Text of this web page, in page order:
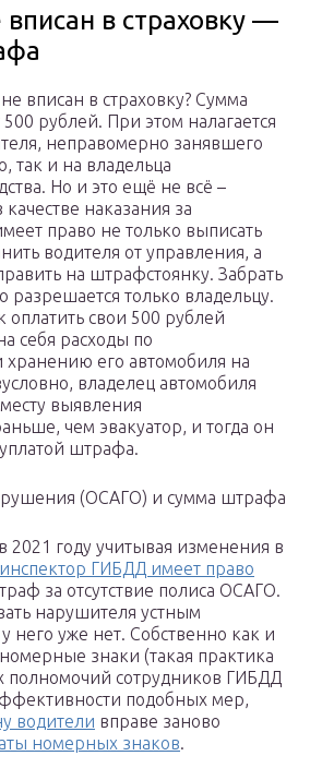
в страховку —
вписан в страховку? Сумма
рублей. При этом налагается
неправомерно занявшего
так и на владельца
Но и это ещё не всё –
наказания за
право не только выписать
водителя от управления, а
на штрафстоянку. Забрать
разрешается только владельцу.
оплатить свои 500 рублей
себя расходы по
хранению его автомобиля на
владелец автомобиля
выявления
чем эвакуатор, и тогда он
штрафа.
(ОСАГО) и сумма штрафа
2021 году учитывая изменения в
инспектор ГИБДД имеет право
за отсутствие полиса ОСАГО.
нарушителя устным
него уже нет. Собственно как и
знаки (такая практика
полномочий сотрудников ГИБДД
подобных мер,
водители вправе заново
номерных знаков.